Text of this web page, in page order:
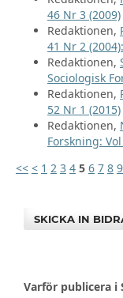
46 Nr 3 (2009)
Redaktionen,
41 Nr 2
Redaktionen,
Sociologisk
Redaktionen,
52 Nr 1 (2015)
Redaktionen,
Forskning:
<< < 1 2 3 4 5 6 7 8 9
SKICKA IN
Varför publicera i